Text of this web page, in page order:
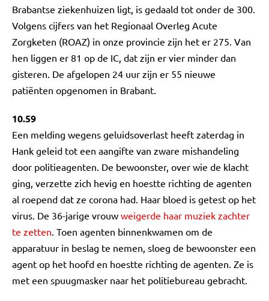
Brabantse ziekenhuizen ligt, is gedaald tot onder de 300.
Volgens cijfers van het Regionaal Overleg Acute
Zorgketen (ROAZ) in onze provincie zijn het er 275. Van
hen liggen er 81 op de IC, dat zijn er vier minder dan
gisteren. De afgelopen 24 uur zijn er 55 nieuwe
patiënten opgenomen in Brabant.
10.59
Een melding wegens geluidsoverlast heeft zaterdag in
Hank geleid tot een aangifte van zware mishandeling
door politieagenten. De bewoonster, over wie de klacht
ging, verzette zich hevig en hoestte richting de agenten
al roepend dat ze corona had. Haar bloed is getest op het
virus. De 36-jarige vrouw weigerde haar muziek zachter
te zetten . Toen agenten binnenkwamen om de
apparatuur in beslag te nemen, sloeg de bewoonster een
agent op het hoofd en hoestte richting de agenten. Ze is
met een spuugmasker naar het politiebureau gebracht.